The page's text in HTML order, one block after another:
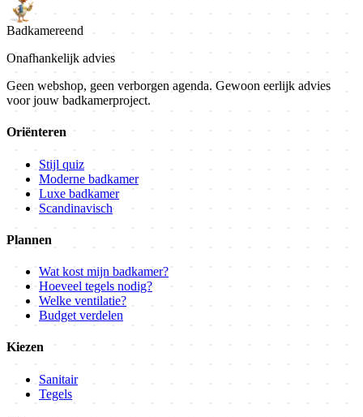
Badkamereend
Onafhankelijk advies
Geen webshop, geen verborgen agenda. Gewoon eerlijk advies
voor jouw badkamerproject.
Oriënteren
Stijl quiz
Moderne badkamer
Luxe badkamer
Scandinavisch
Plannen
Wat kost mijn badkamer?
Hoeveel tegels nodig?
Welke ventilatie?
Budget verdelen
Kiezen
Sanitair
Tegels